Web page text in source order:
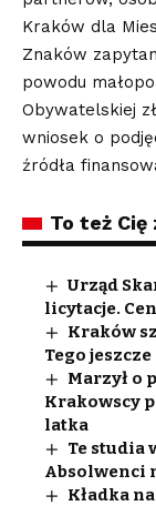
Kraków dla
Znaków
powodu
Obywatelskiej
wniosek o
źródła
To też
Urząd
licytacje.
Kraków
Tego jeszcze
Marzył o
Krakowscy
latka
Te studia
Absolwenci
Kładka